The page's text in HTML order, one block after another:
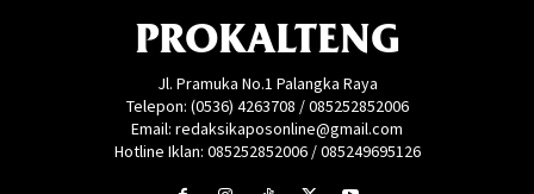
PROKALTENG
Jl. Pramuka No.1 Palangka Raya
Telepon: (0536) 4263708 / 085252852006
Email: redaksikaposonline@gmail.com
Hotline Iklan: 085252852006 / 085249695126